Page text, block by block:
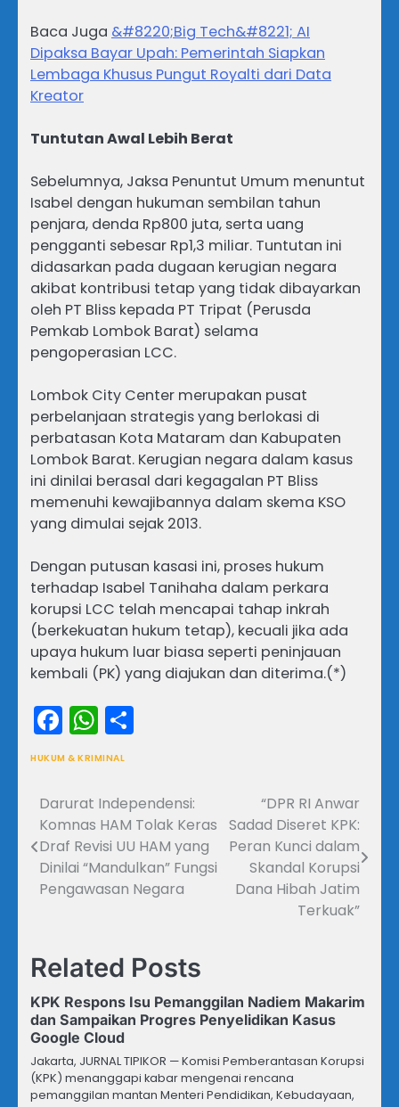
Baca Juga &#8220;Big Tech&#8221; AI
Dipaksa Bayar Upah: Pemerintah Siapkan
Lembaga Khusus Pungut Royalti dari Data
Kreator
Tuntutan Awal Lebih Berat
Sebelumnya, Jaksa Penuntut Umum menuntut
Isabel dengan hukuman sembilan tahun
penjara, denda Rp800 juta, serta uang
pengganti sebesar Rp1,3 miliar. Tuntutan ini
didasarkan pada dugaan kerugian negara
akibat kontribusi tetap yang tidak dibayarkan
oleh PT Bliss kepada PT Tripat (Perusda
Pemkab Lombok Barat) selama
pengoperasian LCC.
Lombok City Center merupakan pusat
perbelanjaan strategis yang berlokasi di
perbatasan Kota Mataram dan Kabupaten
Lombok Barat. Kerugian negara dalam kasus
ini dinilai berasal dari kegagalan PT Bliss
memenuhi kewajibannya dalam skema KSO
yang dimulai sejak 2013.
Dengan putusan kasasi ini, proses hukum
terhadap Isabel Tanihaha dalam perkara
korupsi LCC telah mencapai tahap inkrah
(berkekuatan hukum tetap), kecuali jika ada
upaya hukum luar biasa seperti peninjauan
kembali (PK) yang diajukan dan diterima.(*)
Facebook
WhatsApp
HUKUM & KRIMINAL
Navigasi
pos
Darurat Independensi:
Komnas HAM Tolak Keras
Draf Revisi UU HAM yang
Dinilai “Mandulkan” Fungsi
Pengawasan Negara
“DPR RI Anwar
Sadad Diseret KPK:
Peran Kunci dalam
Skandal Korupsi
Dana Hibah Jatim
Terkuak”
Related Posts
KPK Respons Isu Pemanggilan Nadiem Makarim
dan Sampaikan Progres Penyelidikan Kasus
Google Cloud
Jakarta, JURNAL TIPIKOR — Komisi Pemberantasan Korupsi
(KPK) menanggapi kabar mengenai rencana
pemanggilan mantan Menteri Pendidikan, Kebudayaan,